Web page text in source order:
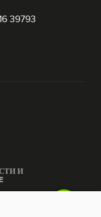
39793
И